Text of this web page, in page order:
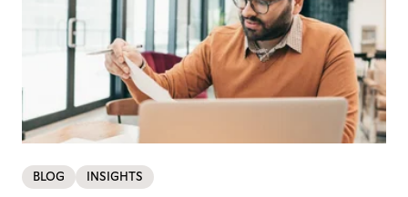
BLOG INSIGHTS